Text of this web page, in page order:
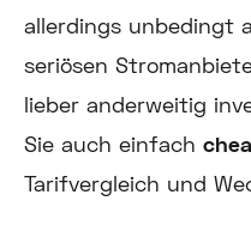
allerdings unbedingt
seriösen
lieber anderweitig
Sie auch einfach
Tarifvergleich und